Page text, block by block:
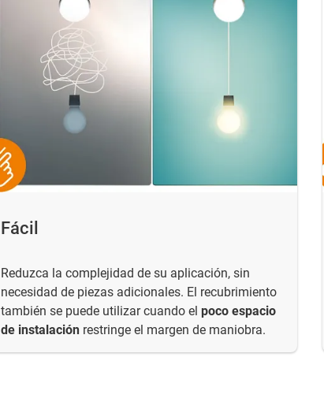
Fácil
Reduzca la complejidad de su aplicación, sin
necesidad de piezas adicionales. El recubrimiento
también se puede utilizar cuando el poco espacio
de instalación restringe el margen de maniobra.